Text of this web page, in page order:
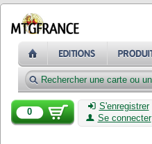
0
S'enregistrer
Se connecter